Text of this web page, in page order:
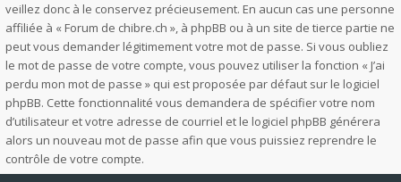
veillez donc à le conservez précieusement. En aucun cas une personne
affiliée à « Forum de chibre.ch », à phpBB ou à un site de tierce partie ne
peut vous demander légitimement votre mot de passe. Si vous oubliez
le mot de passe de votre compte, vous pouvez utiliser la fonction « J’ai
perdu mon mot de passe » qui est proposée par défaut sur le logiciel
phpBB. Cette fonctionnalité vous demandera de spécifier votre nom
d’utilisateur et votre adresse de courriel et le logiciel phpBB générera
alors un nouveau mot de passe afin que vous puissiez reprendre le
contrôle de votre compte.